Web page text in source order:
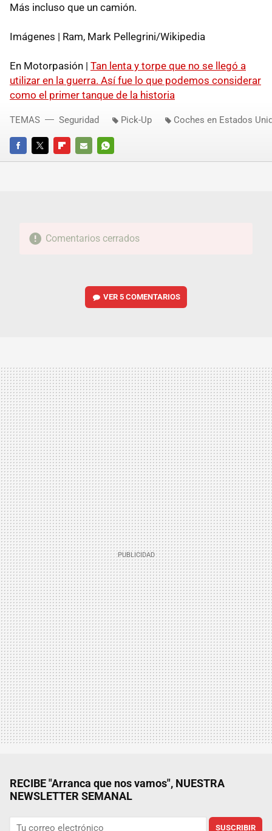
Más incluso que un camión.
Imágenes | Ram, Mark Pellegrini/Wikipedia
En Motorpasión | Tan lenta y torpe que no se llegó a
utilizar en la guerra. Así fue lo que podemos considerar
como el primer tanque de la historia
FACEBOOKTWITTERFLIPBOARD
E-
WHATSAPP
TEMAS Seguridad Pick-Up Coches en Estados
Comentarios cerrados
VER5 COMENTARIOS
RECIBE "Arranca que nos vamos", NUESTRA
NEWSLETTER SEMANAL
SUSCRIBIR